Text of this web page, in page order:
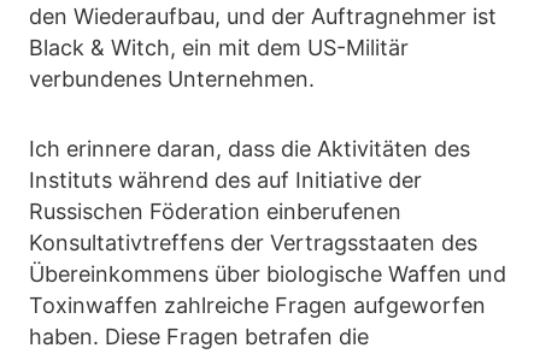
den Wiederaufbau, und der Auftragnehmer ist
Black & Witch, ein mit dem US-Militär
verbundenes Unternehmen.
Ich erinnere daran, dass die Aktivitäten des
Instituts während des auf Initiative der
Russischen Föderation einberufenen
Konsultativtreffens der Vertragsstaaten des
Übereinkommens über biologische Waffen und
Toxinwaffen zahlreiche Fragen aufgeworfen
haben. Diese Fragen betrafen die